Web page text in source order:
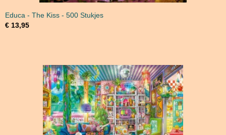
Educa - The Kiss - 500 Stukjes
€ 13,95